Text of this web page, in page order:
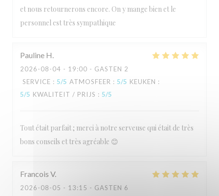
et nous retournerons encore. On y mange bien et le
personnel est très sympathique
Pauline H
2026-08-04 - 19:00 - GASTEN 2
SERVICE : 5/5 ATMOSFEER : 5/5 KEUKEN :
5/5 KWALITEIT / PRIJS : 5/5
Tout était parfait ; merci à notre serveuse qui était de très
bons conseils et très agréable 😊
Francois V
2026-08-05 - 13:15 - GASTEN 6